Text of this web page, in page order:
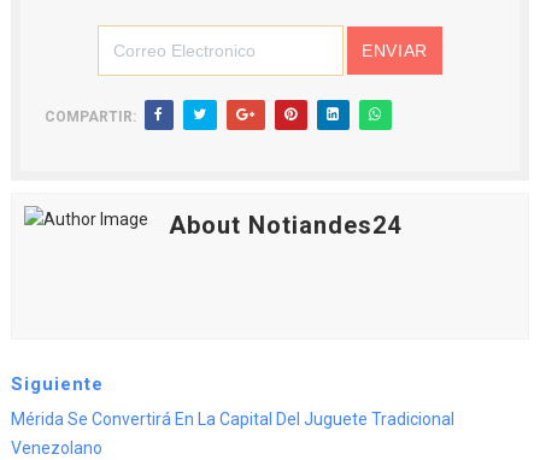
COMPARTIR:
About Notiandes24
Siguiente
Mérida Se Convertirá En La Capital Del Juguete Tradicional
Venezolano